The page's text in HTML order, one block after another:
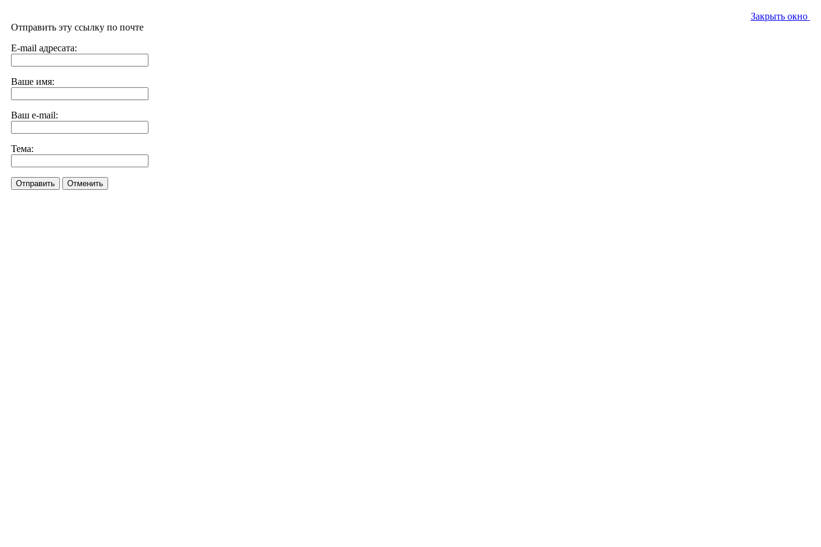
Закрыть окно
Отправить эту ссылку по почте
E-mail адресата:
Ваше имя:
Ваш e-mail:
Тема:
Отправить Отменить